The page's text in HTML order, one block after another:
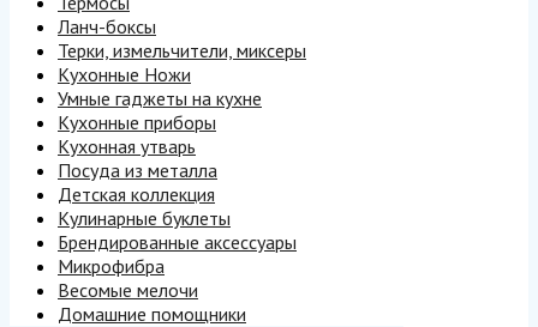
Ланч-боксы
Терки, измельчители, миксеры
Кухонные Ножи
Умные гаджеты на кухне
Кухонные приборы
Кухонная утварь
Посуда из металла
Детская коллекция
Кулинарные буклеты
Брендированные аксессуары
Микрофибра
Весомые мелочи
Домашние помощники